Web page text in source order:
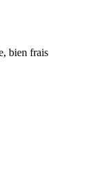
bien frais